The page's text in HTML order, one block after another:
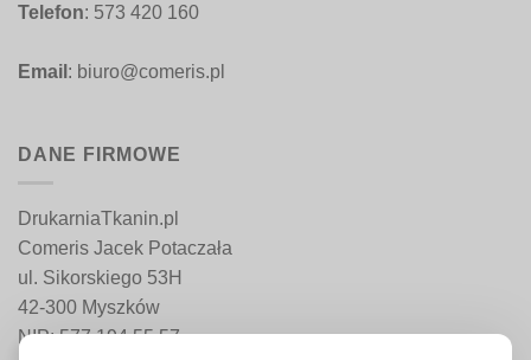
Telefon: 573 420 160
Email : biuro@comeris.pl
DANE FIRMOWE
DrukarniaTkanin.pl
Comeris Jacek Potaczała
ul. Sikorskiego 53H
42-300 Myszków
NIP: 577 194 55 57